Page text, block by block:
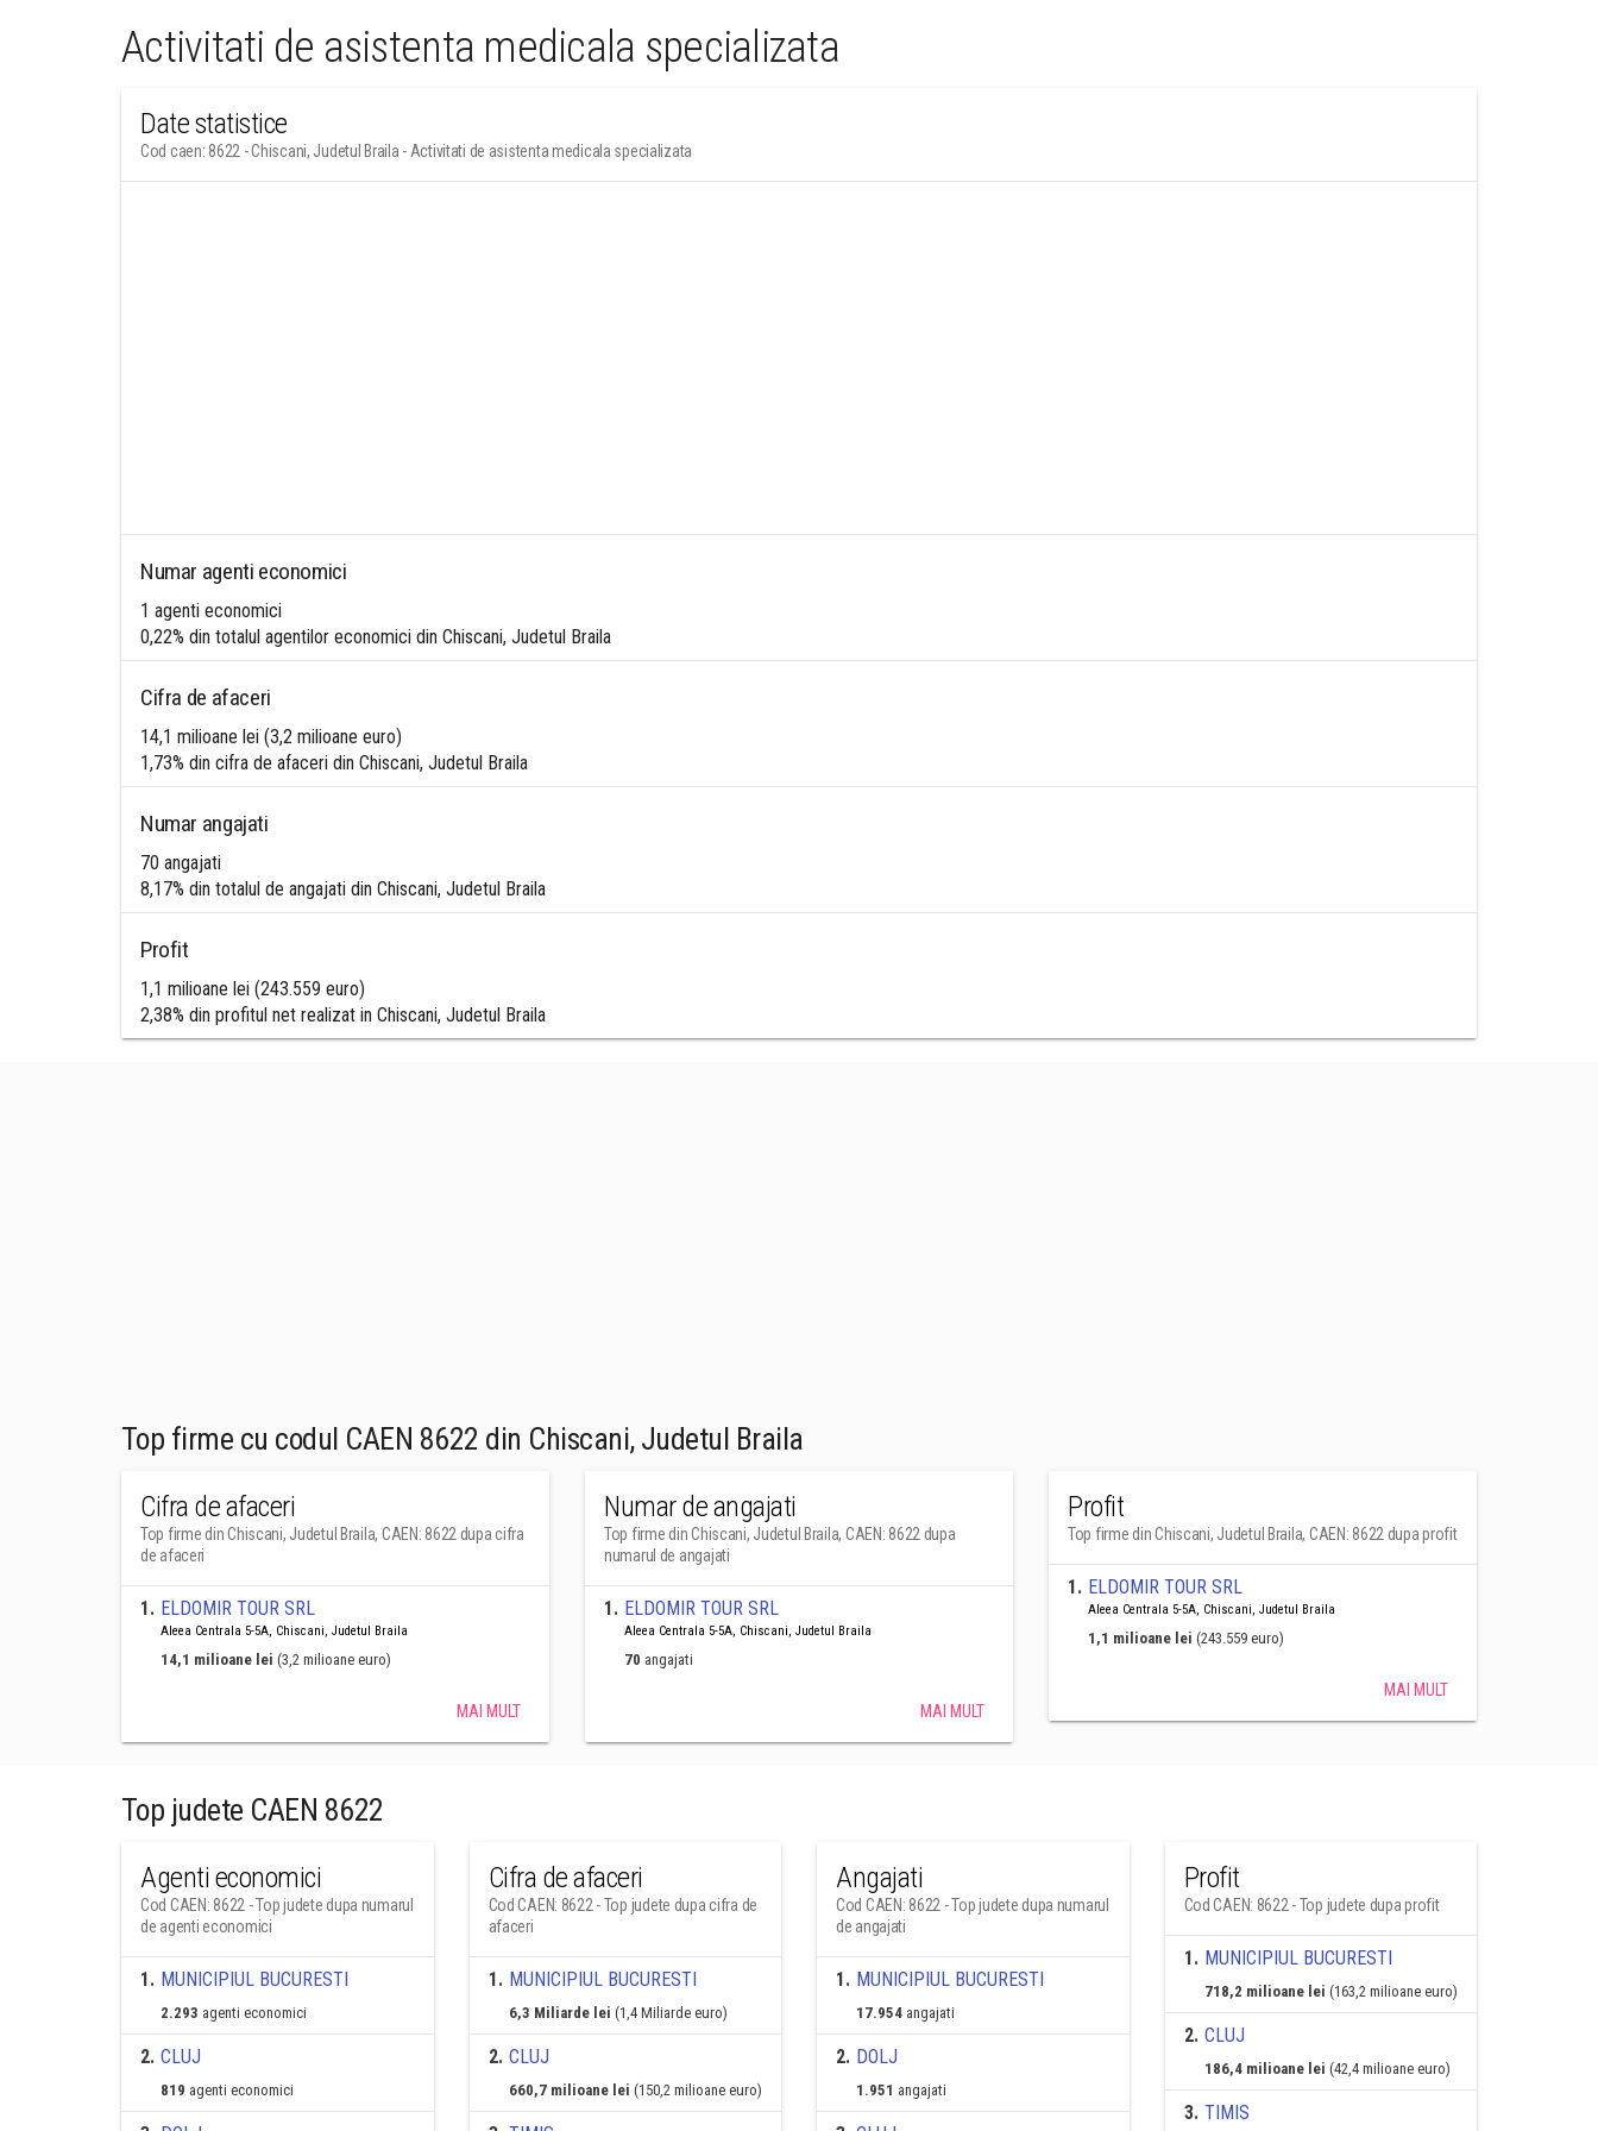
Activitati de asistenta medicala specializata
Date statistice
Cod caen: 8622 - Chiscani, Judetul Braila - Activitati de asistenta medicala specializata
Numar agenti economici
1 agenti economici
0,22% din totalul agentilor economici din Chiscani, Judetul Braila
Cifra de afaceri
14,1 milioane lei (3,2 milioane euro)
1,73% din cifra de afaceri din Chiscani, Judetul Braila
Numar angajati
70 angajati
8,17% din totalul de angajati din Chiscani, Judetul Braila
Profit
1,1 milioane lei (243.559 euro)
2,38% din profitul net realizat in Chiscani, Judetul Braila
Top firme cu codul CAEN 8622 din Chiscani, Judetul Braila
Cifra de afaceri
Top firme din Chiscani, Judetul Braila, CAEN: 8622 dupa cifra
de afaceri
1. ELDOMIR TOUR SRL
Aleea Centrala 5-5A, Chiscani, Judetul Braila
14,1 milioane lei (3,2 milioane euro)
MAI MULT
Numar de angajati
Top firme din Chiscani, Judetul Braila, CAEN: 8622 dupa
numarul de angajati
1. ELDOMIR TOUR SRL
Aleea Centrala 5-5A, Chiscani, Judetul Braila
70 angajati
MAI MULT
Profit
Top firme din Chiscani, Judetul Braila, CAEN: 8622 dupa profit
1. ELDOMIR TOUR SRL
Aleea Centrala 5-5A, Chiscani, Judetul Braila
1,1 milioane lei (243.559 euro)
MAI MULT
Top judete CAEN 8622
Agenti economici
Cod CAEN: 8622 - Top judete dupa numarul
de agenti economici
1. MUNICIPIUL BUCURESTI
2.293 agenti economici
2. CLUJ
819 agenti economici
Cifra de afaceri
Cod CAEN: 8622 - Top judete dupa cifra de
afaceri
1. MUNICIPIUL BUCURESTI
6,3 Miliarde lei (1,4 Miliarde euro)
2. CLUJ
660,7 milioane lei (150,2 milioane euro)
Angajati
Cod CAEN: 8622 - Top judete dupa numarul
de angajati
1. MUNICIPIUL BUCURESTI
17.954 angajati
2. DOLJ
1.951 angajati
Profit
Cod CAEN: 8622 - Top judete dupa profit
1. MUNICIPIUL BUCURESTI
718,2 milioane lei (163,2 milioane euro)
2. CLUJ
186,4 milioane lei (42,4 milioane euro)
3. TIMIS